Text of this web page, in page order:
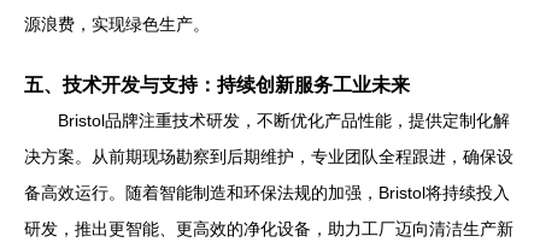
源浪费，实现绿色生产。
五、技术开发与支持：持续创新服务工业未来
Bristol品牌注重技术研发，不断优化产品性能，提供定制化解
决方案。从前期现场勘察到后期维护，专业团队全程跟进，确保设
备高效运行。随着智能制造和环保法规的加强，Bristol将持续投入
研发，推出更智能、更高效的净化设备，助力工厂迈向清洁生产新